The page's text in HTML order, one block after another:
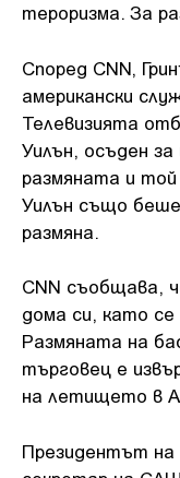
тероризма. За
Според CNN,
американски
Телевизията
Уилън, осъден
размяната и той
Уилън също
размяна.
CNN съобщава,
дома си, като се
Размяната на
търговец е
на летището в
Президентът